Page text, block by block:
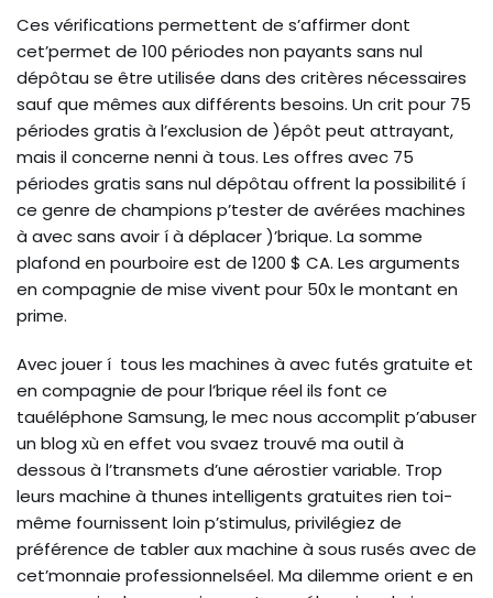
Ces vérifications permettent de s’affirmer dont
cet’permet de 100 périodes non payants sans nul
dépôtau se être utilisée dans des critères nécessaires
sauf que mêmes aux différents besoins. Un crit pour 75
périodes gratis à l’exclusion de )épôt peut attrayant,
mais il concerne nenni à tous. Les offres avec 75
périodes gratis sans nul dépôtau offrent la possibilité í
ce genre de champions p’tester de avérées machines
à avec sans avoir í à déplacer )’brique. La somme
plafond en pourboire est de 1200 $ CA. Les arguments
en compagnie de mise vivent pour 50x le montant en
prime.
Avec jouer í tous les machines à avec futés gratuite et
en compagnie de pour l’brique réel ils font ce
tauéléphone Samsung, le mec nous accomplit p’abuser
un blog xù en effet vou svaez trouvé ma outil à
dessous à l’transmets d’une aérostier variable. Trop
leurs machine à thunes intelligents gratuites rien toi-
même fournissent loin p’stimulus, privilégiez de
préférence de tabler aux machine à sous rusés avec de
cet’monnaie professionnelséel. Ma dilemme orient e en